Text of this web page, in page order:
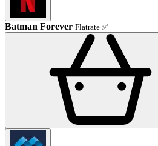
Batman Forever Flatrate ✅